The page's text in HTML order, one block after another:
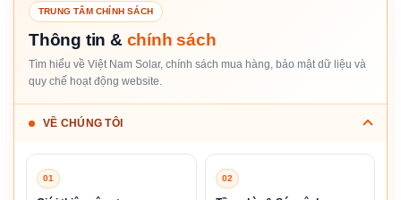
TRUNG TÂM CHÍNH SÁCH
Thông tin & chính sách
Tìm hiểu về Việt Nam Solar, chính sách mua hàng, bảo mật dữ liệu và
quy chế hoạt động website.
VỀ CHÚNG TÔI
01 02